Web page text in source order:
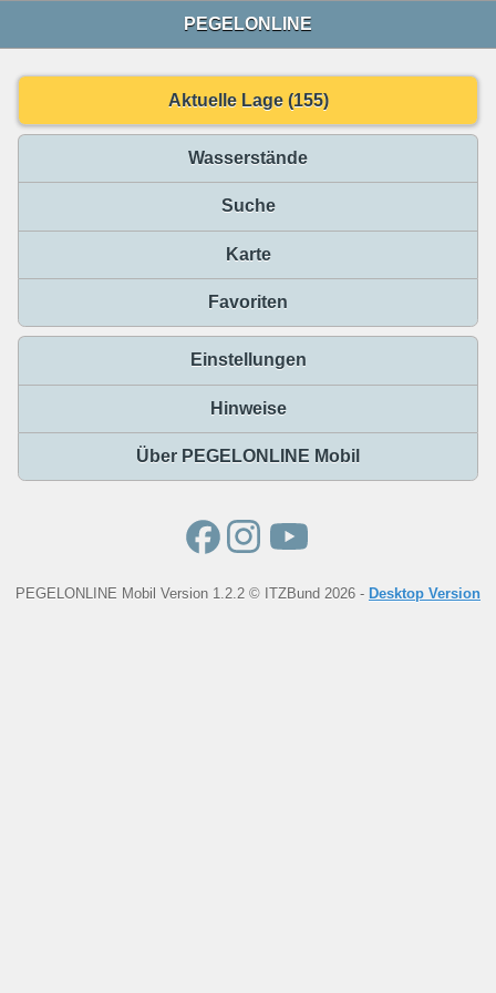
PEGELONLINE
Aktuelle Lage (155)
Wasserstände
Suche
Karte
Favoriten
Einstellungen
Hinweise
Über PEGELONLINE Mobil
PEGELONLINE Mobil Version 1.2.2 © ITZBund 2026 - Desktop Version